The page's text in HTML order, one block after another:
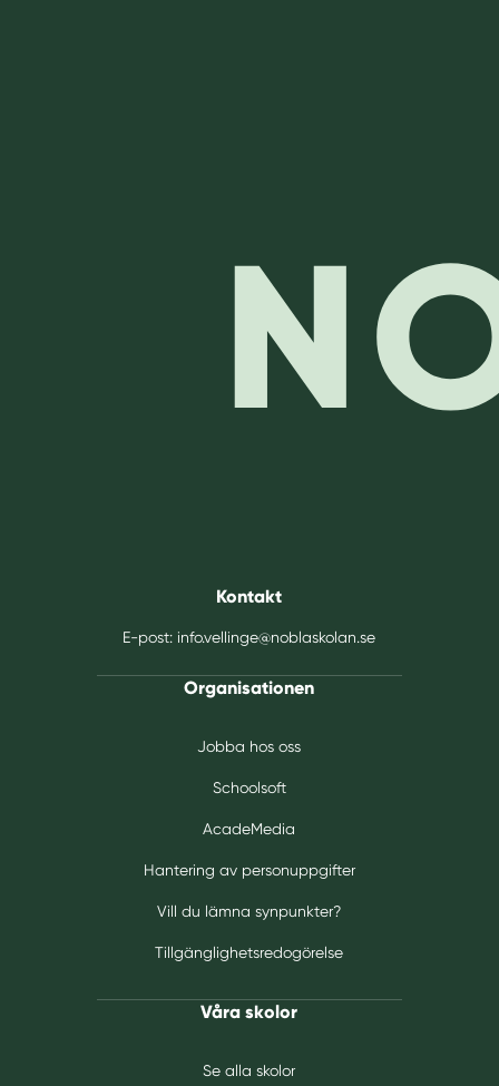
Kontakt
E-post: info.vellinge@noblaskolan.se
Organisationen
Jobba hos oss
Schoolsoft
AcadeMedia
Hantering av personuppgifter
Vill du lämna synpunkter?
Tillgänglighetsredogörelse
Våra skolor
Se alla skolor